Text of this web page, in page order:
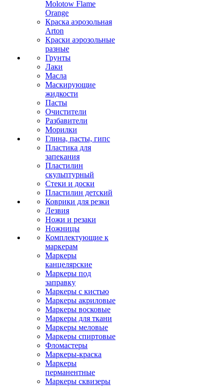
Molotow Flame
Orange
Краска аэрозольная
Arton
Краски аэрозольные
разные
Грунты
Лаки
Масла
Маскирующие
жидкости
Пасты
Очистители
Разбавители
Морилки
Глина, пасты, гипс
Пластика для
запекания
Пластилин
скульптурный
Стеки и доски
Пластилин детский
Коврики для резки
Лезвия
Ножи и резаки
Ножницы
Комплектующие к
маркерам
Маркеры
канцелярские
Маркеры под
заправку
Маркеры с кистью
Маркеры акриловые
Маркеры восковые
Маркеры для ткани
Маркеры меловые
Маркеры спиртовые
Фломастеры
Маркеры-краска
Маркеры
перманентные
Маркеры сквизеры